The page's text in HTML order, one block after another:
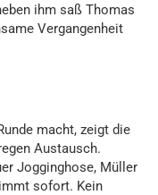
ihm saß Thomas
Vergangenheit
macht, zeigt die
Austausch.
Jogginghose, Müller
sofort. Kein